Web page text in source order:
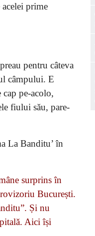
prime
pentru câteva
câmpului. E
pe-acolo,
fiului său, pare-
La Banditu’ în
surprins în
București.
Și nu
Aici își